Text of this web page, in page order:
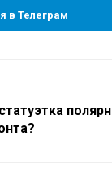
в Телеграм